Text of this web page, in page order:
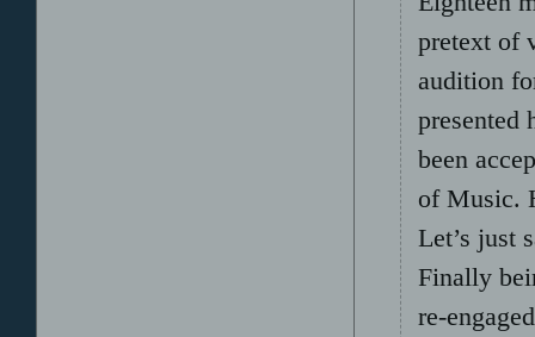
pretext of
audition
presented
been
of Music.
Let’s just
Finally
re-